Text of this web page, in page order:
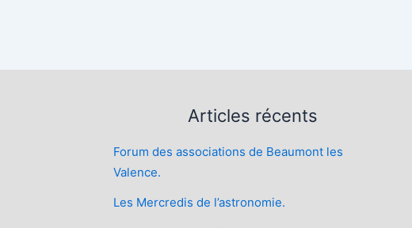
Articles récents
Forum des associations de Beaumont les
Valence.
Les Mercredis de l’astronomie.